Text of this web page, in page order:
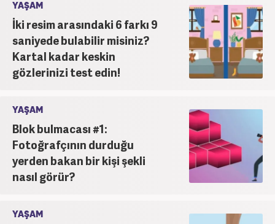
YAŞAM
İki resim arasındaki 6 farkı 9
saniyede bulabilir misiniz?
Kartal kadar keskin
gözlerinizi test edin!
YAŞAM
Blok bulmacası #1:
Fotoğrafçının durduğu
yerden bakan bir kişi şekli
nasıl görür?
YAŞAM